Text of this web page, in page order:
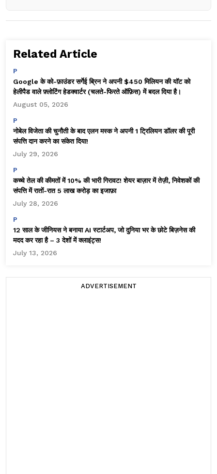
Related Article
P
Google के को-फ़ाउंडर सर्गेई ब्रिन ने अपनी $450 मिलियन की यॉट को
हेलीपैड वाले फ़्लोटिंग हेडक्वार्टर (चलते-फिरते ऑफ़िस) में बदल दिया है।
August 05, 2026
P
नोबेल विजेता की चुनौती के बाद एलन मस्क ने अपनी 1 ट्रिलियन डॉलर की पूरी
संपत्ति दान करने का संकेत दिया!
July 29, 2026
P
कच्चे तेल की कीमतों में 10% की भारी गिरावट! शेयर बाज़ार में तेज़ी, निवेशकों की
संपत्ति में रातों-रात ₹5 लाख करोड़ का इजाफ़ा
July 28, 2026
P
12 साल के जीनियस ने बनाया AI स्टार्टअप, जो दुनिया भर के छोटे बिज़नेस की
मदद कर रहा है – 3 देशों में क्लाइंट्स!
July 13, 2026
ADVERTISEMENT